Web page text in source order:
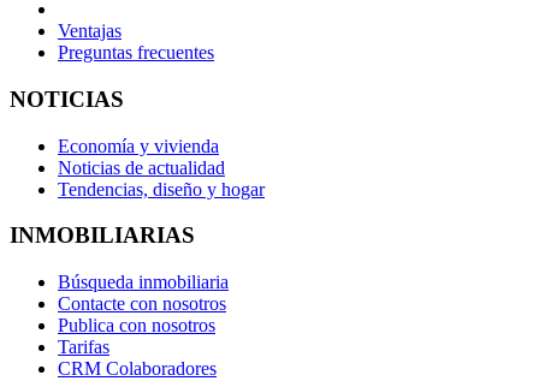
Ventajas
Preguntas frecuentes
NOTICIAS
Economía y vivienda
Noticias de actualidad
Tendencias, diseño y hogar
INMOBILIARIAS
Búsqueda inmobiliaria
Contacte con nosotros
Publica con nosotros
Tarifas
CRM Colaboradores